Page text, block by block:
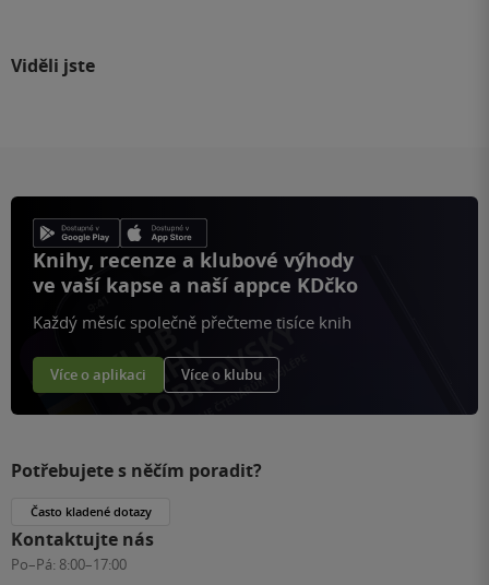
Viděli jste
Knihy, recenze a klubové výhody
ve vaší kapse a naší appce KDčko
Každý měsíc společně přečteme tisíce knih
Více o aplikaci Více o klubu
Potřebujete s něčím poradit?
Často kladené dotazy
Kontaktujte nás
Po–Pá: 8:00–17:00